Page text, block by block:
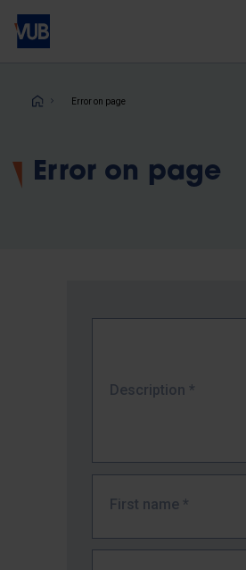
Skip
main
Breadcrumb
Error on page
Error on page
Description *
First name *